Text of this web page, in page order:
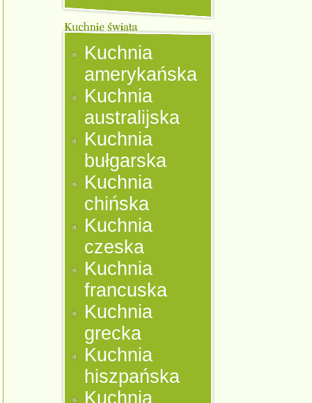
Kuchnia
amerykańska
Kuchnia
australijska
Kuchnia
bułgarska
Kuchnia
chińska
Kuchnia
czeska
Kuchnia
francuska
Kuchnia
grecka
Kuchnia
hiszpańska
Kuchnia